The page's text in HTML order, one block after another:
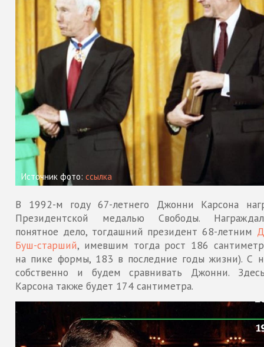
Источник фото:ссылка
В 1992-м году 67-летнего Джонни Карсона
Президентской медалью Свободы.
понятное дело, тогдашний президент 68-летним
Буш-старший, имевшим тогда рост 186
на пике формы, 183 в последние годы жизни). С
собственно и будем сравнивать Джонни.
Карсона также будет 174 сантиметра.